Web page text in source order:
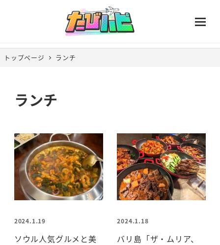
トップページ ランチ
ランチ
2024.1.19
ソウル人気グルメと美
2024.1.18
バリ島「ザ・ムリア、